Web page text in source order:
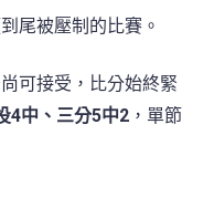
尾被壓制的比賽。
可接受，比分始終緊
4中、三分5中2 ，單節